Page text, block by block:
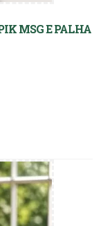
MSG E PALHA